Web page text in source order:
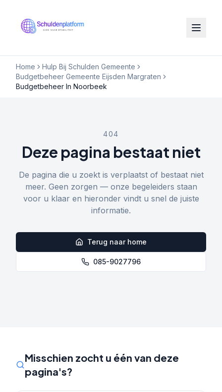
Home
Hulp Bij Schulden Gemeente
Budgetbeheer Gemeente Eijsden Margraten
Budgetbeheer In Noorbeek
404
Deze pagina bestaat niet
De pagina die u zoekt is verplaatst of bestaat niet
meer. Geen zorgen — onze begeleiders staan
voor u klaar en hieronder vindt u snel de juiste
informatie.
Terug naar home
085-9027796
Misschien zocht u één van deze
pagina's?